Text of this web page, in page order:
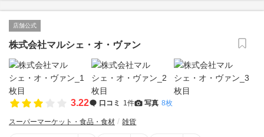
店舗公式
株式会社マルシェ・オ・ヴァン
3.22 口コミ 1件 写真 8枚
スーパーマーケット・食品・食材 雑貨